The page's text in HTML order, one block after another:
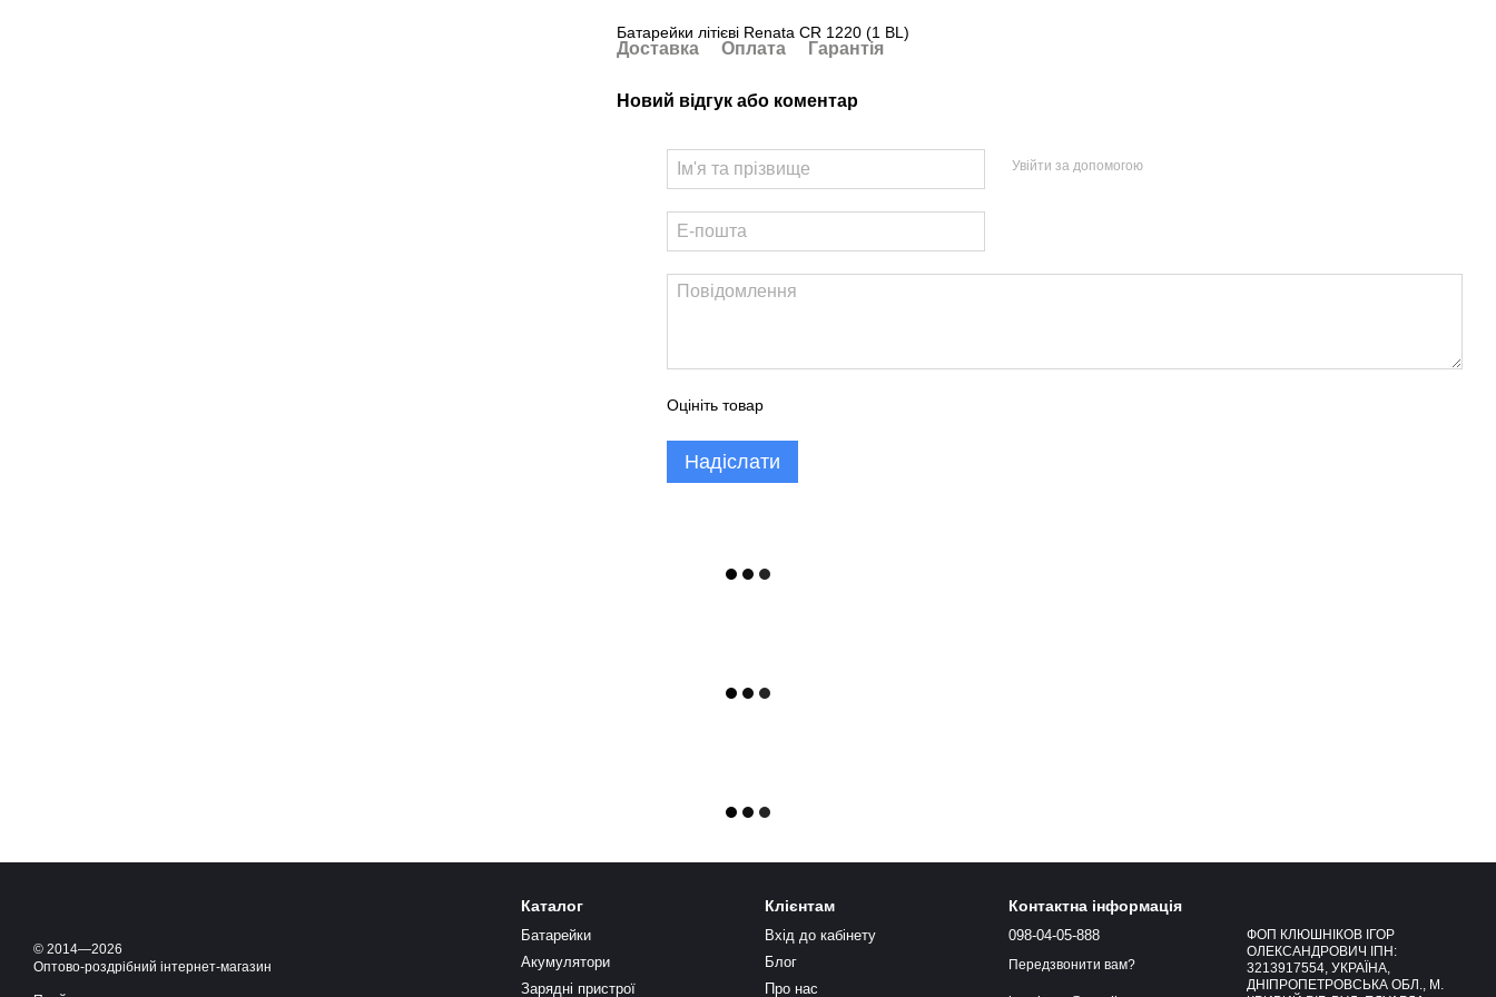
Батарейки літієві Renata CR 1220 (1 BL)
Доставка Оплата Гарантія
Новий відгук або коментар
Увійти за допомогою
Оцініть товар
Надіслати
© 2014—2026
Оптово-роздрібний інтернет-магазин
Каталог
Батарейки
Акумулятори
Зарядні пристрої
Клієнтам
Вхід до кабінету
Блог
Про нас
Контактна інформація
098-04-05-888
Передзвонити вам?
ФОП КЛЮШНІКОВ ІГОР
ОЛЕКСАНДРОВИЧ ІПН:
3213917554, УКРАЇНА,
ДНІПРОПЕТРОВСЬКА ОБЛ., М.